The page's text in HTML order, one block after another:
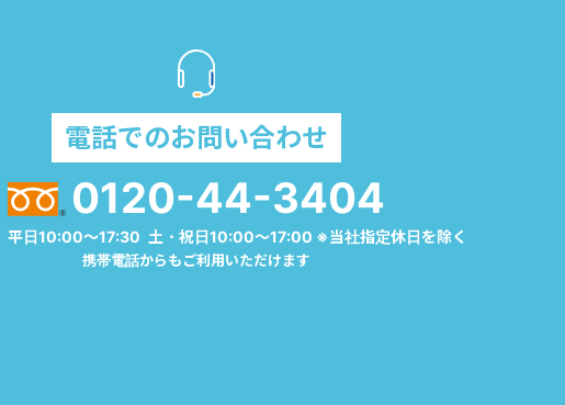
電話でのお問い合わせ
0120-44-3404
平日10:00～17:30 土・祝日10:00～17:00 ※当社指定休日を除く
携帯電話からもご利用いただけます